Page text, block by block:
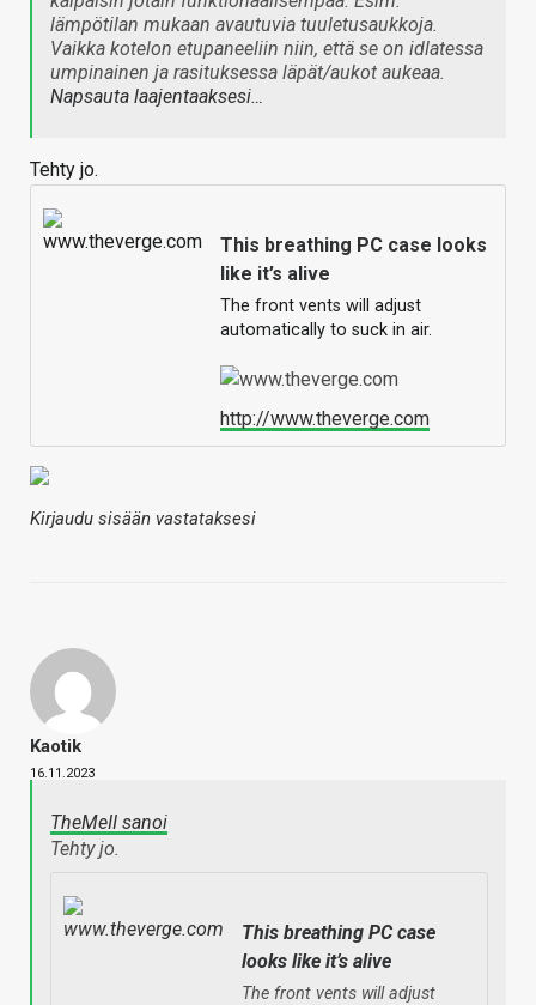
lämpötilan mukaan avautuvia tuuletusaukkoja.
Vaikka kotelon etupaneeliin niin, että se on idlatessa
umpinainen ja rasituksessa läpät/aukot aukeaa.
Napsauta laajentaaksesi…
Tehty jo.
This breathing PC case looks
like it’s alive
The front vents will adjust
automatically to suck in air.
http://www.theverge.com
Kirjaudu sisään vastataksesi
Kaotik
16.11.2023
TheMeII sanoi
Tehty jo.
This breathing PC case
looks like it’s alive
The front vents will adjust